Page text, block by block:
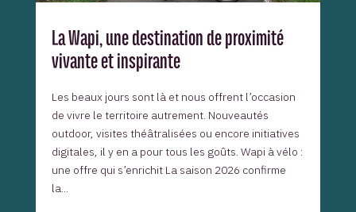
La Wapi, une destination de proximité
vivante et inspirante
Les beaux jours sont là et nous offrent l’occasion
de vivre le territoire autrement. Nouveautés
outdoor, visites théâtralisées ou encore initiatives
digitales, il y en a pour tous les goûts. Wapi à vélo :
une offre qui s’enrichit La saison 2026 confirme
la...